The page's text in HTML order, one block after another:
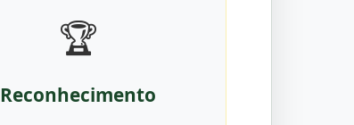
🏆
Reconhecimento